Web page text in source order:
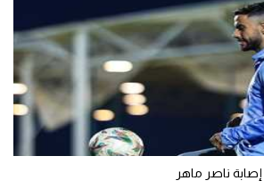
ناصر ماهر